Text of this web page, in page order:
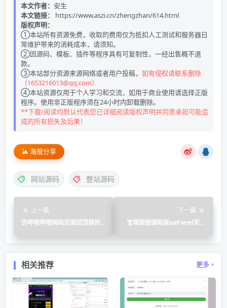
本文作者： 安生
本文链接：
https://www.aszi.cn/zhengzhan/614.html
版权声明：
①本站所有资源免费，收取的费用仅为抵扣人工测试和服务器日
常维护带来的消耗成本，请须知。
②因源码、模板、插件等程序具有可复制性，一经出售概不退
款。
③本站部分资源来源网络或者用户投稿， 如有侵权请联系删除
（1653216013@qq.com）
④本站资源仅用于个人学习和交流，如用于商业使用请选择正版
程序。使用非正版程序须在24小时内卸载删除。
**下载/阅读均默认代表您已详细阅读版权声明并同意承担可能造
成的所有损失及后果！
海报分享
网站源码 整站源码
上一篇
仿哔哩哔哩网站页面回顶部的
下一篇
宝塔面板国际版aaPanel安装
相关推荐 更多